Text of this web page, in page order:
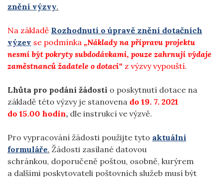
znění výzvy.
Na základě Rozhodnutí o úpravě znění dotačních
výzev se podmínka „Náklady na přípravu projektu
nesmí být pokryty subdodávkami, pouze zahrnují výdaje
zaměstnanců žadatele o dotaci“ z výzvy vypouští.
Lhůta pro podání žádosti o poskytnutí dotace na
základě této výzvy je stanovena do 19. 7. 2021
do 15.00 hodin, dle instrukcí ve výzvě.
Pro vypracování žádosti použijte tyto aktuální
formuláře. Žádosti zasílané datovou
schránkou, doporučeně poštou, osobně, kurýrem
a dalšími poskytovateli poštovních služeb musí být